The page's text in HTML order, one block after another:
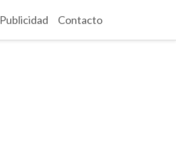
Publicidad Contacto